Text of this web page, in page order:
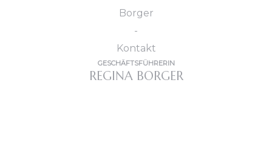
GESCHÄFTSFÜHRERIN
REGINA BORGER